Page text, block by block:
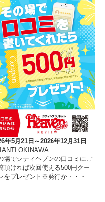
年5月21日～2026年12月31日
OKINAWA
場でシティヘブンの口コミにご
頂ければ次回使える500円クー
をプレゼント※発行か・・・